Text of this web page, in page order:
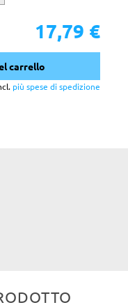
17,79 €
carrello
più spese di spedizione